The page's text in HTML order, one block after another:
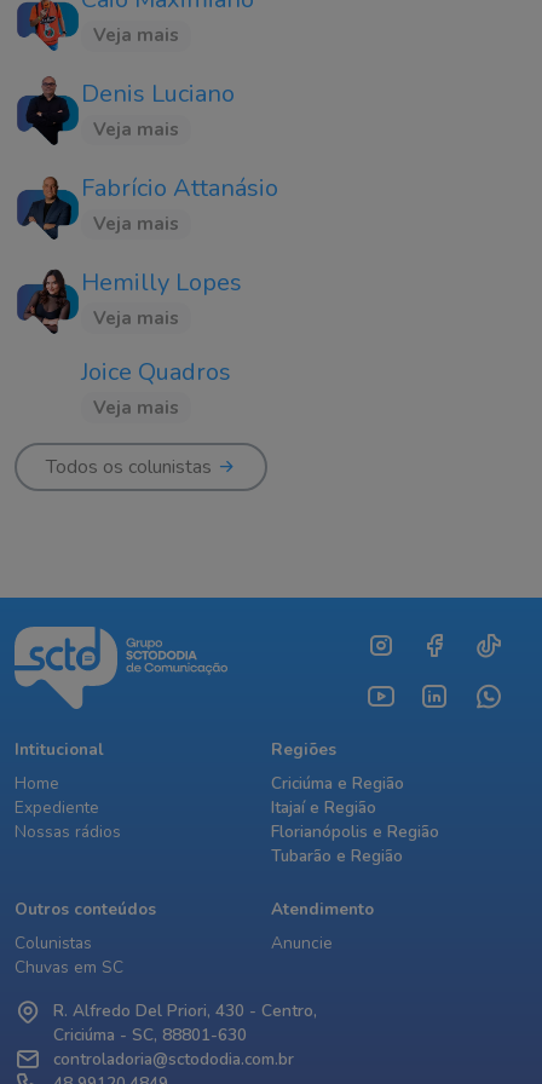
Veja mais
Denis Luciano
Veja mais
Fabrício Attanásio
Veja mais
Hemilly Lopes
Veja mais
Joice Quadros
Veja mais
Todos os colunistas
Intitucional
Home
Expediente
Nossas rádios
Regiões
Criciúma e Região
Itajaí e Região
Florianópolis e Região
Tubarão e Região
Outros conteúdos
Colunistas
Chuvas em SC
Atendimento
Anuncie
R. Alfredo Del Priori, 430 - Centro,
Criciúma - SC, 88801-630
controladoria@sctododia.com.br